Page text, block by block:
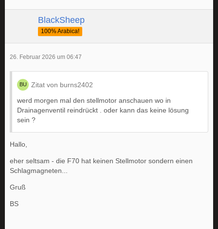
BlackSheep
100% Arabica!
26. Februar 2026 um 06:47
Zitat von burns2402
werd morgen mal den stellmotor anschauen wo in
Drainagenventil reindrückt . oder kann das keine lösung
sein ?
Hallo,
eher seltsam - die F70 hat keinen Stellmotor sondern einen
Schlagmagneten...
Gruß
BS